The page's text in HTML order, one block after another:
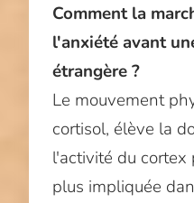
Comment la
l'anxiété avant
étrangère ?
Le mouvement
cortisol, élève la
l'activité du cortex
plus impliquée